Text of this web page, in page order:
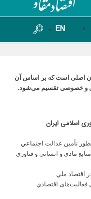
EN
اصلی است که بر اساس آن
تأمین عدالت اجتماعي
مادی و انسانی و فناوري
ملي
فعالیت‌های اقتصادي